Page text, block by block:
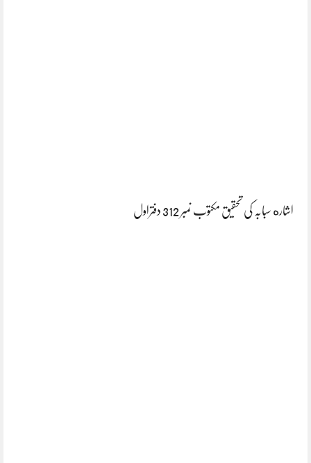
اشاره سبابہ کی تحقیق مکتوب نمبر 312 دفتراول